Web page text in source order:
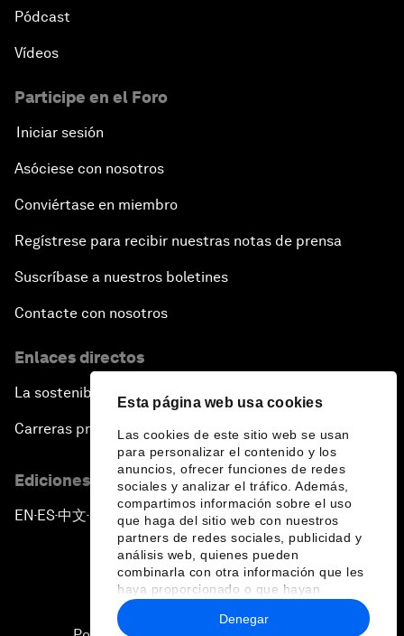
Esta página web usa cookies
Las cookies de este sitio web se usan
para personalizar el contenido y los
anuncios, ofrecer funciones de redes
sociales y analizar el tráfico. Además,
compartimos información sobre el uso
que haga del sitio web con nuestros
partners de redes sociales, publicidad y
análisis web, quienes pueden
combinarla con otra información que les
haya proporcionado o que hayan
recopilado a partir del uso que haya
hecho de sus servicios.
Denegar
Pódcast
Vídeos
Participe en el Foro
Iniciar sesión
Asóciese con nosotros
Conviértase en miembro
Regístrese para recibir nuestras notas de prensa
Suscríbase a nuestros boletines
Contacte con nosotros
Enlaces directos
La sostenibilidad en el Foro
Carreras profesionales
Ediciones en otros idiomas
EN ▪ES▪中文▪ 日本語